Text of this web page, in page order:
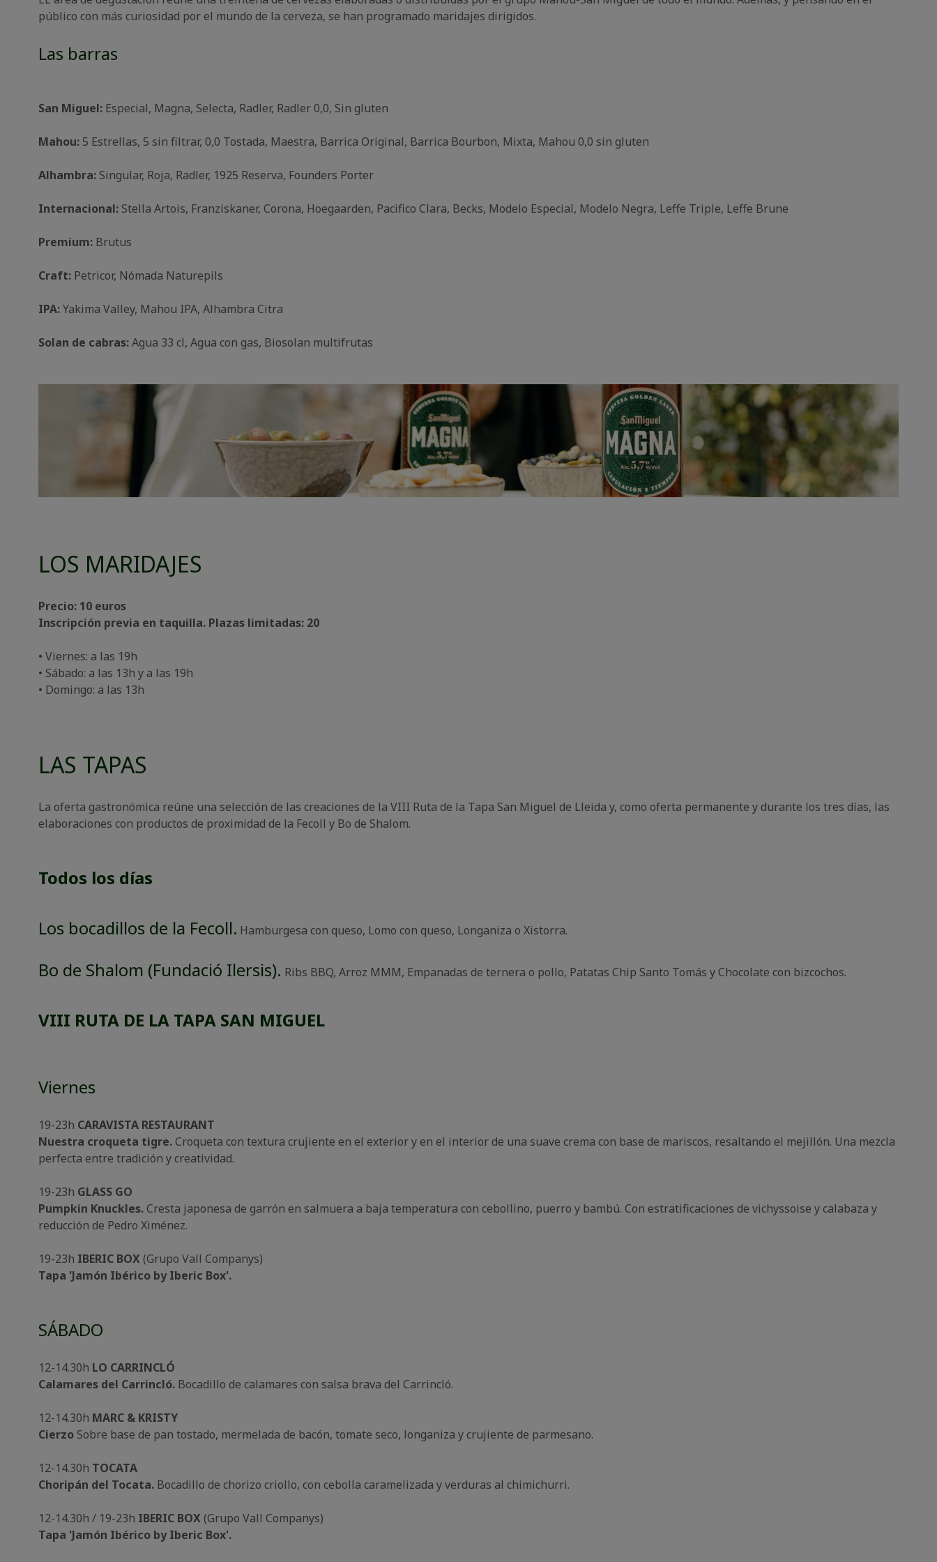
público con más curiosidad por el mundo de la cerveza, se han programado maridajes dirigidos.
Las barras
San Miguel: Especial, Magna, Selecta, Radler, Radler 0,0, Sin gluten
Mahou: 5 Estrellas, 5 sin filtrar, 0,0 Tostada, Maestra, Barrica Original, Barrica Bourbon, Mixta, Mahou 0,0 sin gluten
Alhambra: Singular, Roja, Radler, 1925 Reserva, Founders Porter
Internacional: Stella Artois, Franziskaner, Corona, Hoegaarden, Pacifico Clara, Becks, Modelo Especial, Modelo Negra, Leffe Triple, Leffe Brune
Premium: Brutus
Craft: Petricor, Nómada Naturepils
IPA:Yakima Valley, Mahou IPA, Alhambra Citra
Solan de cabras:Agua 33 cl, Agua con gas, Biosolan multifrutas
LOS MARIDAJES
Precio: 10 euros
Inscripción previa en taquilla. Plazas limitadas: 20
• Viernes: a las 19h
• Sábado: a las 13h y a las 19h
• Domingo: a las 13h
LAS TAPAS
La oferta gastronómica reúne una selección de las creaciones de la VIII Ruta de la Tapa San Miguel de Lleida y, como oferta permanente y durante los tres días, las
elaboraciones con productos de proximidad de la Fecoll y Bo de Shalom.
Todos los días
Los bocadillos de la Fecoll. Hamburgesa con queso, Lomo con queso, Longaniza o Xistorra.
Bo de Shalom (Fundació Ilersis). Ribs BBQ, Arroz MMM, Empanadas de ternera o pollo, Patatas Chip Santo Tomás y Chocolate con bizcochos.
VIII RUTA DE LA TAPA SAN MIGUEL
Viernes
19-23h CARAVISTA RESTAURANT
Nuestra croqueta tigre. Croquetacon textura crujiente en el exterior y en el interior de una suave crema con base de mariscos, resaltando el mejillón. Una mezcla
perfecta entre tradición y creatividad.
19-23h GLASS GO
Pumpkin Knuckles. Cresta japonesa de garrón en salmuera a baja temperatura con cebollino, puerro y bambú. Con estratificaciones de vichyssoise y calabaza y
reducción de Pedro Ximénez.
19-23h IBERIC BOX(Grupo Vall Companys)
Tapa 'Jamón Ibérico by Iberic Box'.
SÁBADO
12-14.30h LO CARRINCLÓ
Calamares del Carrincló. Bocadillo de calamares con salsa bravadel Carrincló.
12-14.30h MARC & KRISTY
Cierzo Sobre base de pan tostado, mermelada de bacón, tomate seco, longaniza y crujiente de parmesano.
12-14.30h TOCATA
Choripán del Tocata. Bocadillo de chorizo criollo, con cebolla caramelizada y verduras al chimichurri.
12-14.30h / 19-23h IBERIC BOX(Grupo Vall Companys)
Tapa 'Jamón Ibérico by Iberic Box'.